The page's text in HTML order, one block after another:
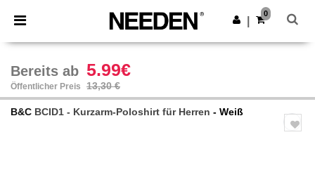
× Needen App
Bessere Preise in der App!
App holen
0
Bereits ab 5.99€
Öffentlicher Preis 13,30 €
B&C BCID1 - Kurzarm-Poloshirt für Herren - Weiß